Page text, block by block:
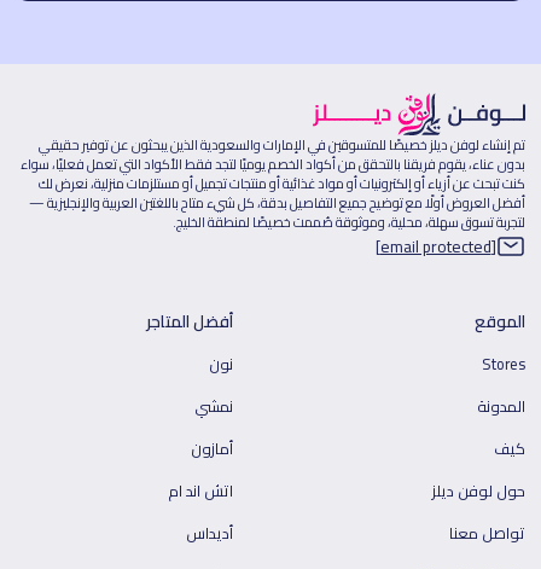
تم إنشاء لوفن ديلز خصيصًا للمتسوقين في الإمارات والسعودية الذين يبحثون عن توفير حقيقي
بدون عناء، يقوم فريقنا بالتحقق من أكواد الخصم يوميًا لتجد فقط الأكواد التي تعمل فعليًا، سواء
كنت تبحث عن أزياء أو إلكترونيات أو مواد غذائية أو منتجات تجميل أو مستلزمات منزلية، نعرض لك
أفضل العروض أولًا مع توضيح جميع التفاصيل بدقة، كل شيء متاح باللغتين العربية والإنجليزية —
لتجربة تسوق سهلة، محلية، وموثوقة صُممت خصيصًا لمنطقة الخليج.
[email protected]
الموقع
Stores
المدونة
كيف
حول لوفن ديلز
تواصل معنا
أفضل المتاجر
نون
نمشي
أمازون
اتش اند ام
أديداس